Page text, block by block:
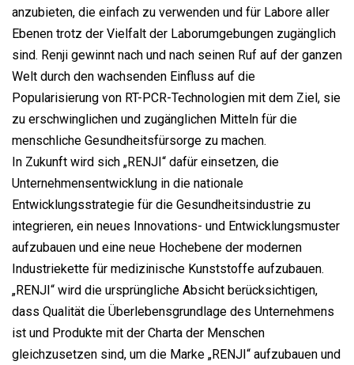
anzubieten, die einfach zu verwenden und für Labore aller
Ebenen trotz der Vielfalt der Laborumgebungen zugänglich
sind. Renji gewinnt nach und nach seinen Ruf auf der ganzen
Welt durch den wachsenden Einfluss auf die
Popularisierung von RT-PCR-Technologien mit dem Ziel, sie
zu erschwinglichen und zugänglichen Mitteln für die
menschliche Gesundheitsfürsorge zu machen.
In Zukunft wird sich „RENJI“ dafür einsetzen, die
Unternehmensentwicklung in die nationale
Entwicklungsstrategie für die Gesundheitsindustrie zu
integrieren, ein neues Innovations- und Entwicklungsmuster
aufzubauen und eine neue Hochebene der modernen
Industriekette für medizinische Kunststoffe aufzubauen.
„RENJI“ wird die ursprüngliche Absicht berücksichtigen,
dass Qualität die Überlebensgrundlage des Unternehmens
ist und Produkte mit der Charta der Menschen
gleichzusetzen sind, um die Marke „RENJI“ aufzubauen und